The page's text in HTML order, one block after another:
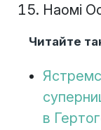
Наомі
Читайте
в